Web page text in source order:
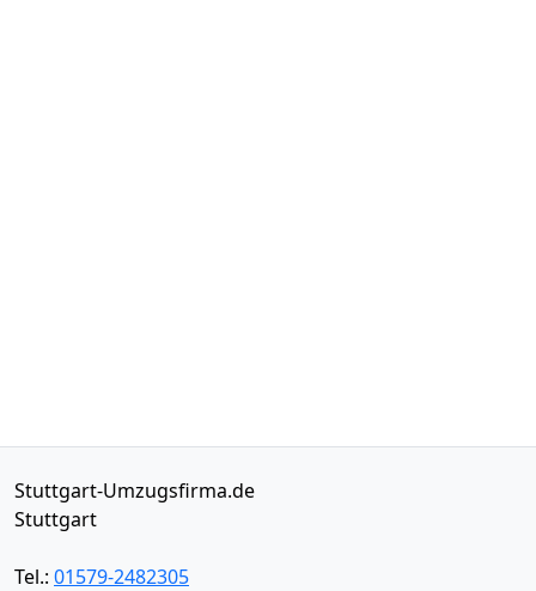
Stuttgart-Umzugsfirma.de
Stuttgart
Tel.: 01579-2482305